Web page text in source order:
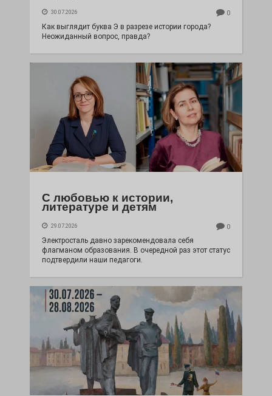
30.07.2026 0
Как выглядит буква Э в разрезе истории города?
Неожиданный вопрос, правда?
С любовью к истории,
литературе и детям
29.07.2026 0
Электросталь давно зарекомендовала себя
флагманом образования. В очередной раз этот статус
подтвердили наши педагоги.